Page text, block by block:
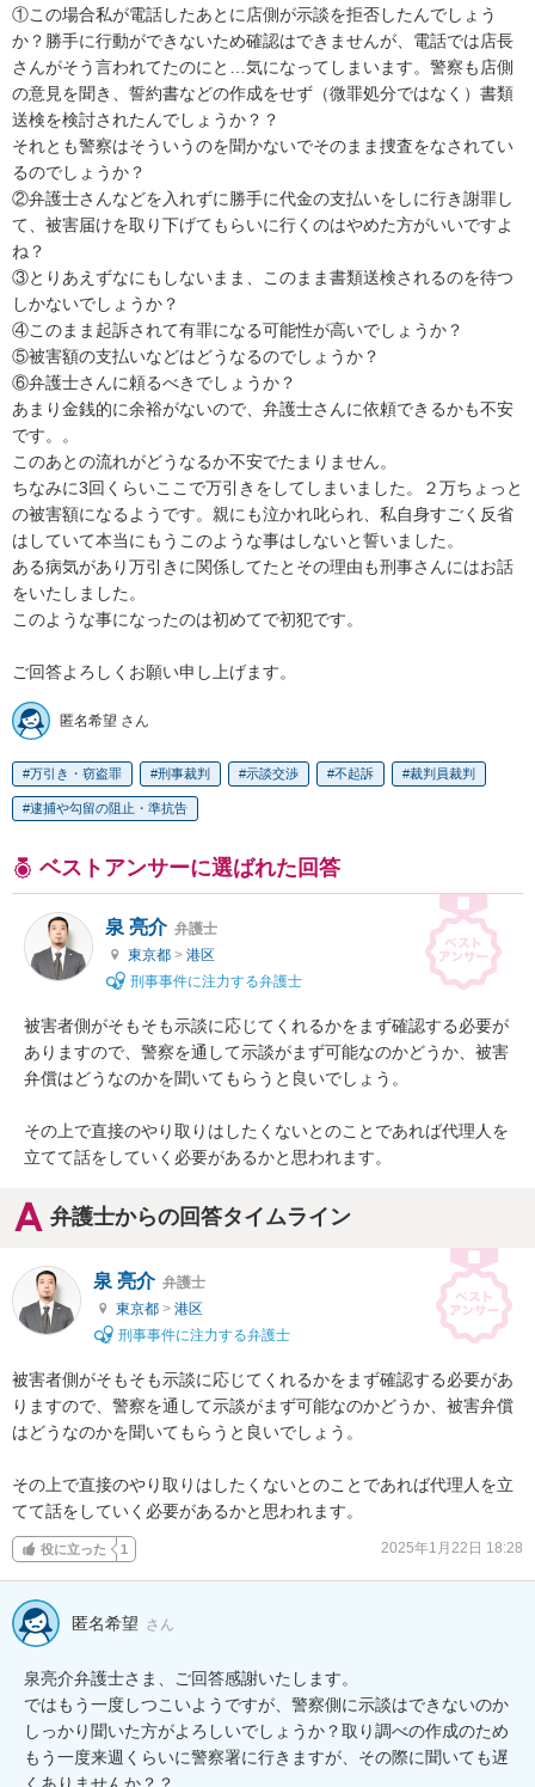
①この場合私が電話したあとに店側が示談を拒否したんでしょう
か？勝手に行動ができないため確認はできませんが、電話では店長
さんがそう言われてたのにと…気になってしまいます。警察も店側
の意見を聞き、誓約書などの作成をせず（微罪処分ではなく）書類
送検を検討されたんでしょうか？？
それとも警察はそういうのを聞かないでそのまま捜査をなされてい
るのでしょうか？
②弁護士さんなどを入れずに勝手に代金の支払いをしに行き謝罪し
て、被害届けを取り下げてもらいに行くのはやめた方がいいですよ
ね？
③とりあえずなにもしないまま、このまま書類送検されるのを待つ
しかないでしょうか？
④このまま起訴されて有罪になる可能性が高いでしょうか？
⑤被害額の支払いなどはどうなるのでしょうか？
⑥弁護士さんに頼るべきでしょうか？
あまり金銭的に余裕がないので、弁護士さんに依頼できるかも不安
です。。
このあとの流れがどうなるか不安でたまりません。
ちなみに3回くらいここで万引きをしてしまいました。２万ちょっと
の被害額になるようです。親にも泣かれ叱られ、私自身すごく反省
はしていて本当にもうこのような事はしないと誓いました。
ある病気があり万引きに関係してたとその理由も刑事さんにはお話
をいたしました。
このような事になったのは初めてで初犯です。
ご回答よろしくお願い申し上げます。
匿名希望 さん
万引き・窃盗罪 刑事裁判 示談交渉 不起訴 裁判員裁判
逮捕や勾留の阻止・準抗告
ベストアンサーに選ばれた回答
泉 亮介 弁護士
東京都 > 港区
刑事事件に注力する弁護士
被害者側がそもそも示談に応じてくれるかをまず確認する必要が
ありますので、警察を通して示談がまず可能なのかどうか、被害
弁償はどうなのかを聞いてもらうと良いでしょう。
その上で直接のやり取りはしたくないとのことであれば代理人を
立てて話をしていく必要があるかと思われます。
弁護士からの回答タイムライン
泉 亮介 弁護士
東京都 > 港区
刑事事件に注力する弁護士
被害者側がそもそも示談に応じてくれるかをまず確認する必要があ
りますので、警察を通して示談がまず可能なのかどうか、被害弁償
はどうなのかを聞いてもらうと良いでしょう。
その上で直接のやり取りはしたくないとのことであれば代理人を立
てて話をしていく必要があるかと思われます。
役に立った 1 2025年1月22日 18:28
匿名希望 さん
泉亮介弁護士さま、ご回答感謝いたします。
ではもう一度しつこいようですが、警察側に示談はできないのか
しっかり聞いた方がよろしいでしょうか？取り調べの作成のため
もう一度来週くらいに警察署に行きますが、その際に聞いても遅
くありませんか？？